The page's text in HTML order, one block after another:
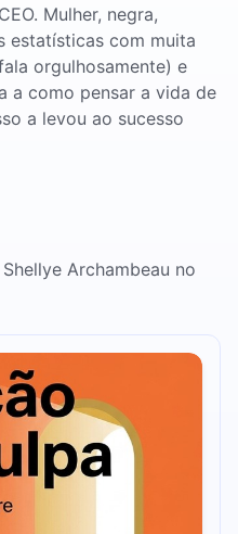
Mulher, negra,
estatísticas com muita
orgulhosamente) e
a como pensar a vida de
a levou ao sucesso
Archambeau no